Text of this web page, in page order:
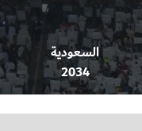
السعودية
2034